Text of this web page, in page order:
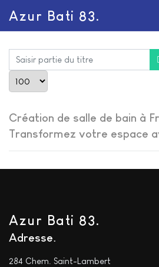
Azur Bati 83.
Saisir partie du titre
Création de salle de bain à
Transformez votre espace
Azur Bati 83.
Adresse
284 Chem. Saint-Lambert